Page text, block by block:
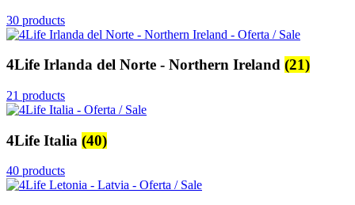
30 products
4Life Irlanda del Norte - Northern Ireland (21)
21 products
4Life Italia (40)
40 products